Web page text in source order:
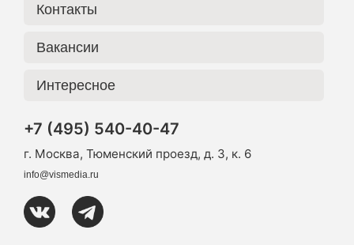
Контакты
Вакансии
Интересное
+7 (495) 540-40-47
г. Москва, Тюменский проезд, д. 3, к. 6
info@vismedia.ru